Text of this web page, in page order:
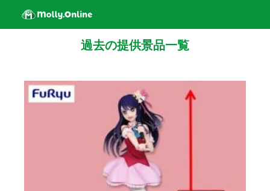
過去の提供景品一覧